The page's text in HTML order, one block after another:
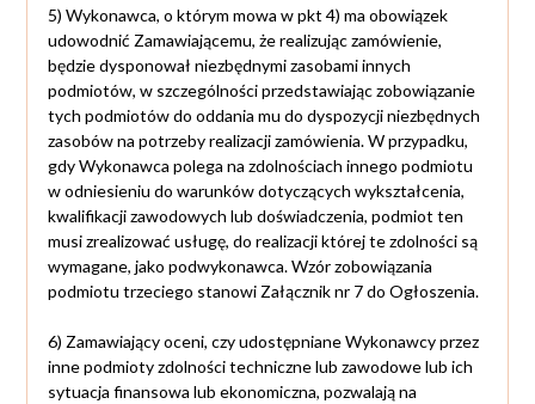
5) Wykonawca, o którym mowa w pkt 4) ma obowiązek
udowodnić Zamawiającemu, że realizując zamówienie,
będzie dysponował niezbędnymi zasobami innych
podmiotów, w szczególności przedstawiając zobowiązanie
tych podmiotów do oddania mu do dyspozycji niezbędnych
zasobów na potrzeby realizacji zamówienia. W przypadku,
gdy Wykonawca polega na zdolnościach innego podmiotu
w odniesieniu do warunków dotyczących wykształcenia,
kwalifikacji zawodowych lub doświadczenia, podmiot ten
musi zrealizować usługę, do realizacji której te zdolności są
wymagane, jako podwykonawca. Wzór zobowiązania
podmiotu trzeciego stanowi Załącznik nr 7 do Ogłoszenia.
6) Zamawiający oceni, czy udostępniane Wykonawcy przez
inne podmioty zdolności techniczne lub zawodowe lub ich
sytuacja finansowa lub ekonomiczna, pozwalają na